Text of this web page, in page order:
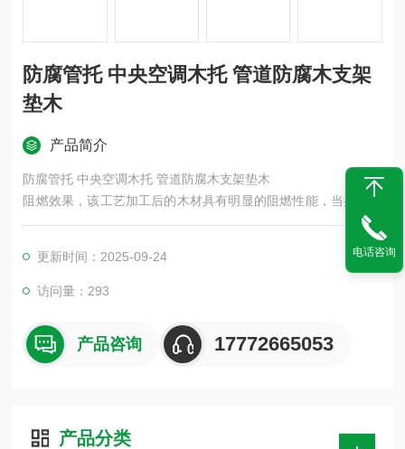
防腐管托 中央空调木托 管道防腐木支架
垫木
产品简介
防腐管托 中央空调木托 管道防腐木支架垫木
阻燃效果，该工艺加工后的木材具有明显的阻燃性能，当接触火
焰时可有效地抑制阳燃和阴燃，由于其配方的合理性，接触火焰
时所产生的烟雾是无毒的，而通常的阻火阻燃剂，多数含有胺类
阻火剂，在高温下会产生的气体。
更新时间：2025-09-24
访问量：293
产品咨询 17772665053
产品分类
电话咨询